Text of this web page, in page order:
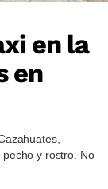
en la
en
y rostro. No